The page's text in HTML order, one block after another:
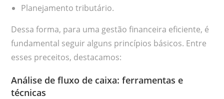
Planejamento tributário.
Dessa forma, para uma gestão financeira eficiente, é
fundamental seguir alguns princípios básicos. Entre
esses preceitos, destacamos:
Análise de fluxo de caixa: ferramentas e
técnicas